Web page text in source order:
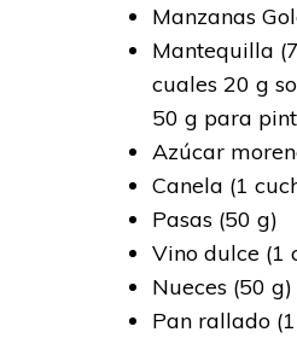
Manzanas
Mantequilla
cuales 20 g
50 g para
Azúcar
Canela (1
Pasas (50 g)
Vino dulce (1
Nueces (50 g)
Pan rallado